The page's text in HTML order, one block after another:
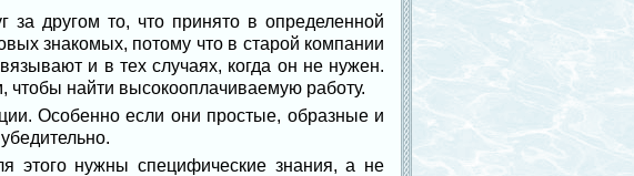
за другом то, что принято в определенной
знакомых, потому что в старой компании
и в тех случаях, когда он не нужен.
найти высокооплачиваемую работу.
Особенно если они простые, образные и
этого нужны специфические знания, а не